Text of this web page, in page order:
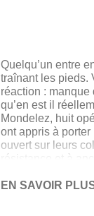
Quelqu’un entre
traînant les pieds.
réaction :
qu’en est il
Mondelez, huit
ont appris à
ouvert sur leurs
résistance et à
EN SAVOIR